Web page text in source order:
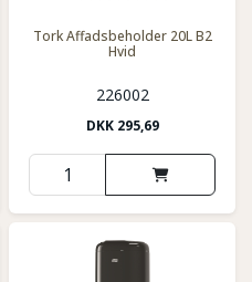
Tork Affadsbeholder 20L B2
Hvid
226002
DKK 295,69